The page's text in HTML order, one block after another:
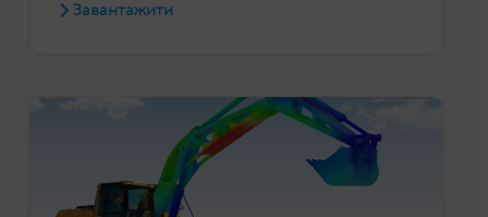
Завантажити